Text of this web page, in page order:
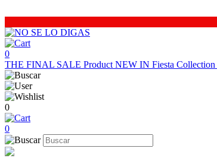
0
THE FINAL SALE Product NEW IN Fiesta Collection
0
0